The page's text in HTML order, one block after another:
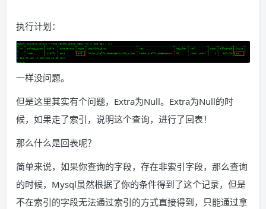
执行计划：
一样没问题。
但是这里其实有个问题，Extra为Null。Extra为Null的时
候，如果走了索引，说明这个查询，进行了回表！
那么什么是回表呢？
简单来说，如果你查询的字段，存在非索引字段，那么查询
的时候，Mysql虽然根据了你的条件得到了这个记录，但是
不在索引的字段无法通过索引的方式直接得到，只能通过拿